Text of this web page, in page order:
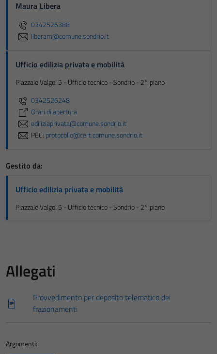
Maura Libera
0342526388
liberam@comune.sondrio.it
Ufficio edilizia privata e mobilità
Piazzale Valgoi 5 - Ufficio tecnico - Sondrio - 2° piano
0342526248
Orari di apertura
ediliziaprivata@comune.sondrio.it
PEC: protocollo@cert.comune.sondrio.it
Gestito da:
Ufficio edilizia privata e mobilità
Piazzale Valgoi 5 - Ufficio tecnico - Sondrio - 2° piano
Allegati
Provvedimento per deposito telematico dei
frazionamenti
Argomenti: